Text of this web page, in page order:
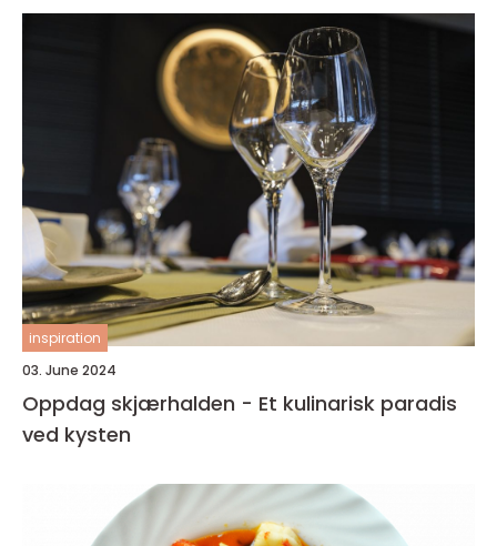
inspiration
03. June 2024
Oppdag skjærhalden - Et kulinarisk paradis
ved kysten